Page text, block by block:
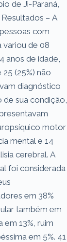
de Ji-Paraná,
– A
com
variou de 08
anos de idade,
(25%) não
diagnóstico
de sua condição,
motor
mental e 14
cerebral. A
foi considerada
em 38%
também em
em 13%, ruim
em 5%. 41